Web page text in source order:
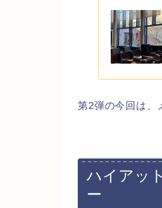
第2弾の今回は、
ハイアッ
ー